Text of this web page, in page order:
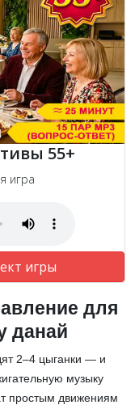
55+
игра
игры
для
данай
2–4 цыганки — и
музыку
простым движениям